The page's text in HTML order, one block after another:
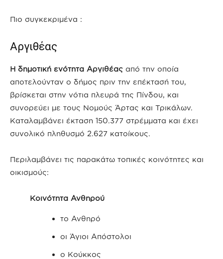
Πιο συγκεκριμένα :
Αργιθέας
Η δημοτική ενότητα Αργιθέας από την οποία
αποτελούνταν ο δήμος πριν την επέκτασή του,
βρίσκεται στην νότια πλευρά της Πίνδου, και
συνορεύει με τους Νομούς Άρτας και Τρικάλων.
Καταλαμβάνει έκταση 150.377 στρέμματα και έχει
συνολικό πληθυσμό 2.627 κατοίκους.
Περιλαμβάνει τις παρακάτω τοπικές κοινότητες και
οικισμούς:
Κοινότητα Ανθηρού
το Ανθηρό
οι Άγιοι Απόστολοι
ο Κούκκος